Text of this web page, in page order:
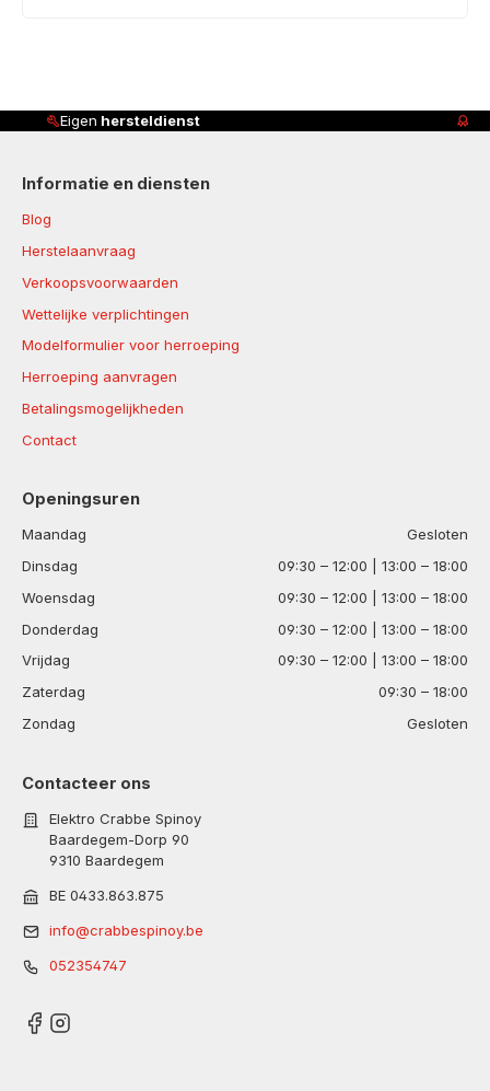
Klanten beoordelen ons met
Informatie en diensten
Blog
Herstelaanvraag
Verkoopsvoorwaarden
Wettelijke verplichtingen
Modelformulier voor herroeping
Herroeping aanvragen
Betalingsmogelijkheden
Contact
Openingsuren
Maandag
Gesloten
Dinsdag
09:30 – 12:00 | 13:00 – 18:00
Woensdag
09:30 – 12:00 | 13:00 – 18:00
Donderdag
09:30 – 12:00 | 13:00 – 18:00
Vrijdag
09:30 – 12:00 | 13:00 – 18:00
Zaterdag
09:30 – 18:00
Zondag
Gesloten
Contacteer ons
Elektro Crabbe Spinoy
Baardegem-Dorp 90
9310 Baardegem
BE 0433.863.875
info@crabbespinoy.be
052354747